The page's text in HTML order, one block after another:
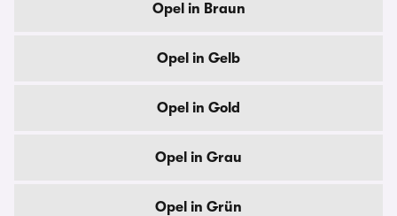
Opel in Braun
Opel in Gelb
Opel in Gold
Opel in Grau
Opel in Grün